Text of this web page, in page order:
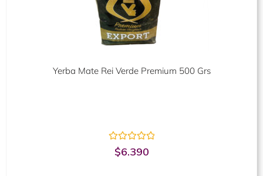
Yerba Mate Rei Verde Premium 500 Grs
Valorado
con
$6.390